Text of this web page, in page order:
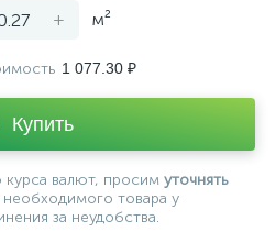
+ м²
1 077.30 ₽
Купить
курса валют, просим уточнять
товара у
за неудобства.